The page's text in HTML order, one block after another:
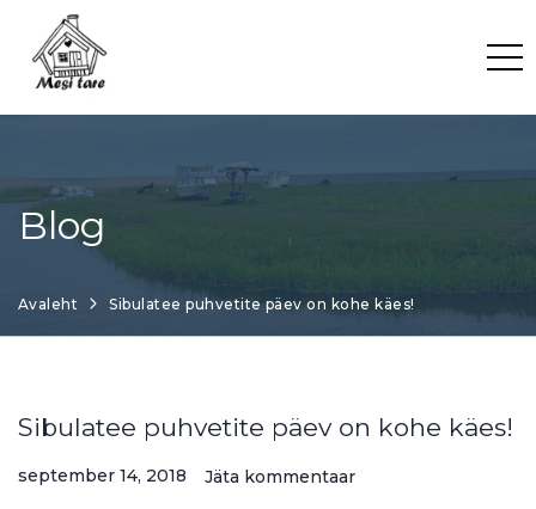
content
Blog
Avaleht Sibulatee puhvetite päev on kohe käes!
Sibulatee puhvetite päev on kohe käes!
september 14, 2018 Jäta kommentaar